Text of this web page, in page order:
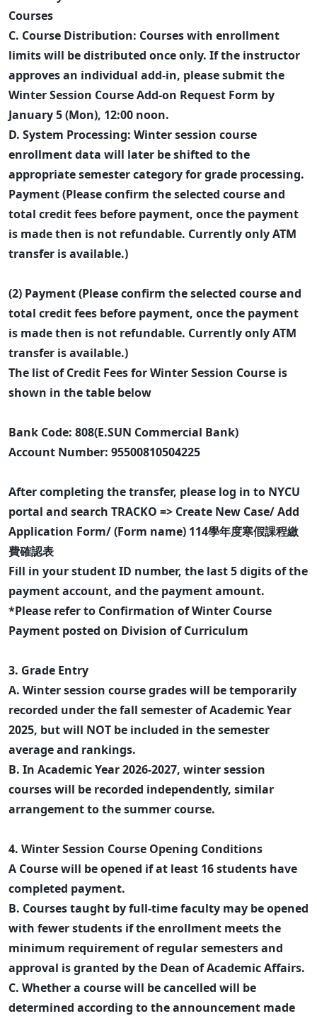
Courses
C. Course Distribution: Courses with enrollment
limits will be distributed once only. If the instructor
approves an individual add-in, please submit the
Winter Session Course Add-on Request Form by
January 5 (Mon), 12:00 noon.
D. System Processing: Winter session course
enrollment data will later be shifted to the
appropriate semester category for grade processing.
Payment (Please confirm the selected course and
total credit fees before payment, once the payment
is made then is not refundable. Currently only ATM
transfer is available.)
(2) Payment (Please confirm the selected course and
total credit fees before payment, once the payment
is made then is not refundable. Currently only ATM
transfer is available.)
The list of Credit Fees for Winter Session Course is
shown in the table below
Bank Code: 808(E.SUN Commercial Bank)
Account Number: 95500810504225
After completing the transfer, please log in to NYCU
portal and search TRACKO => Create New Case/ Add
Application Form/ (Form name) 114學年度寒假課程繳
費確認表
Fill in your student ID number, the last 5 digits of the
payment account, and the payment amount.
*Please refer to Confirmation of Winter Course
Payment posted on Division of Curriculum
3. Grade Entry
A. Winter session course grades will be temporarily
recorded under the fall semester of Academic Year
2025, but will NOT be included in the semester
average and rankings.
B. In Academic Year 2026-2027, winter session
courses will be recorded independently, similar
arrangement to the summer course.
4. Winter Session Course Opening Conditions
A Course will be opened if at least 16 students have
completed payment.
B. Courses taught by full-time faculty may be opened
with fewer students if the enrollment meets the
minimum requirement of regular semesters and
approval is granted by the Dean of Academic Affairs.
C. Whether a course will be cancelled will be
determined according to the announcement made